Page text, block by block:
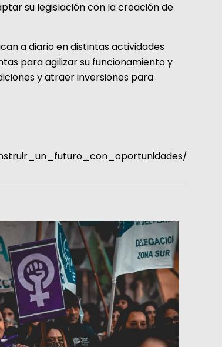
su legislación con la creación de
a diario en distintas actividades
para agilizar su funcionamiento y
y atraer inversiones para